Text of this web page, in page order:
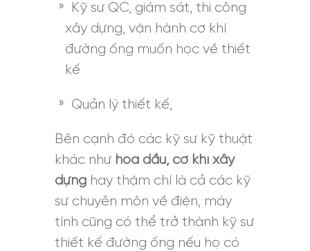
Kỹ sư QC, giám sát, thi công
xây dựng, vận hành cơ khí
đường ống muốn học về thiết
kế
Quản lý thiết kế,
Bên cạnh đó các kỹ sư kỹ thuật
khác như hóa dầu, cơ khí xây
dựng hay thậm chí là cả các kỹ
sư chuyên môn về điện, máy
tính cũng có thể trở thành kỹ sư
thiết kế đường ống nếu họ có